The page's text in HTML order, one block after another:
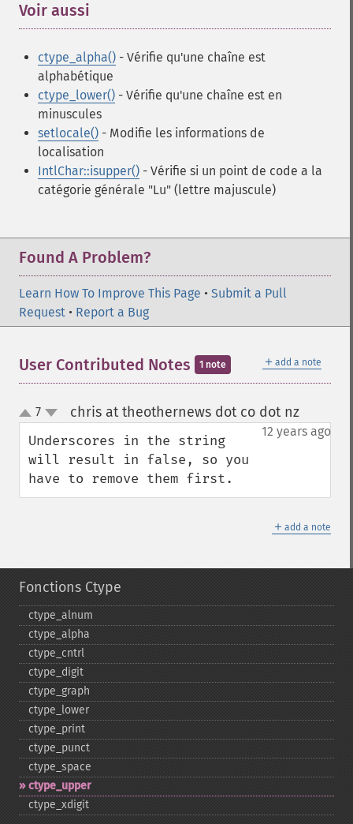
Voir aussi
ctype_alpha() - Vérifie qu'une chaîne est
alphabétique
ctype_lower() - Vérifie qu'une chaîne est en
minuscules
setlocale() - Modifie les informations de
localisation
IntlChar::isupper() - Vérifie si un point de code a la
catégorie générale "Lu" (lettre majuscule)
Found A Problem?
Learn How To Improve This Page • Submit a Pull
Request • Report a Bug
＋ add a note
User Contributed Notes 1 note
up
down
7 chris at theothernews dot co dot nz¶
12 years ago
Underscores in the string
will result in false, so you
have to remove them first.
＋ add a note
Fonctions Ctype
ctype_​alnum
ctype_​alpha
ctype_​cntrl
ctype_​digit
ctype_​graph
ctype_​lower
ctype_​print
ctype_​punct
ctype_​space
ctype_​upper
ctype_​xdigit